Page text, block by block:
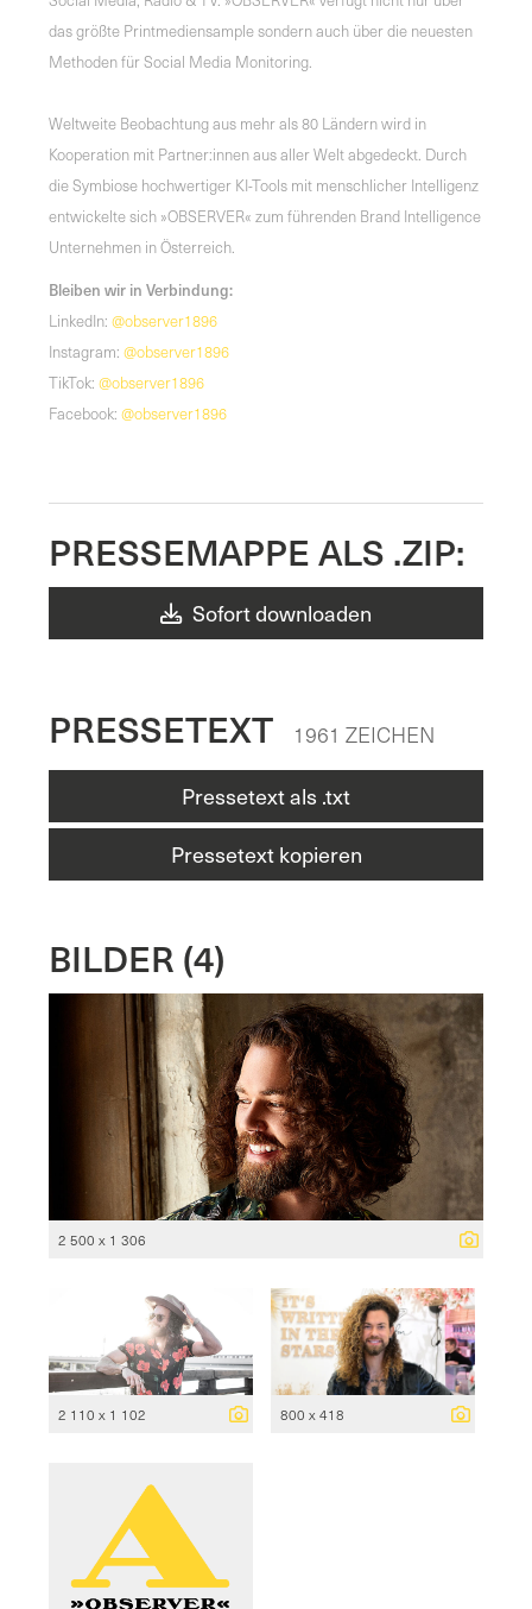
das größte Printmediensample sondern auch über die neuesten
Methoden für Social Media Monitoring.
Weltweite Beobachtung aus mehr als 80 Ländern wird in
Kooperation mit Partner:innen aus aller Welt abgedeckt. Durch
die Symbiose hochwertiger KI-Tools mit menschlicher Intelligenz
entwickelte sich »OBSERVER« zum führenden Brand Intelligence
Unternehmen in Österreich.
Bleiben wir in Verbindung:
LinkedIn: @observer1896
Instagram: @observer1896
TikTok: @observer1896
Facebook: @observer1896
PRESSEMAPPE ALS .ZIP:
Sofort downloaden
PRESSETEXT
1961 ZEICHEN
Pressetext als .txt
Pressetext kopieren
BILDER (4)
2 500 x 1 306
2 110 x 1 102 800 x 418